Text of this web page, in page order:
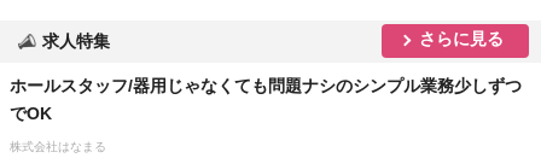
求人特集 さらに見る
ホールスタッフ/器用じゃなくても問題ナシのシンプル業務少しずつ
でOK
株式会社はなまる